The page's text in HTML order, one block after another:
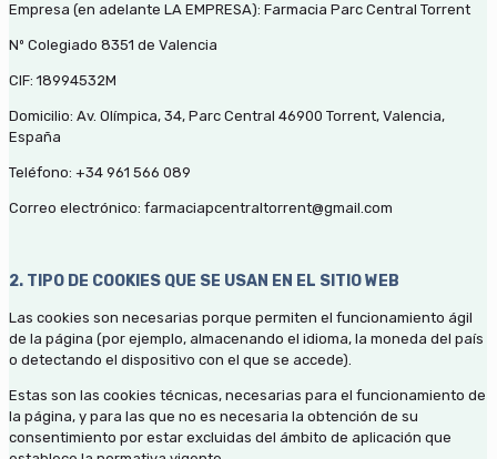
Empresa (en adelante LA EMPRESA): Farmacia Parc Central Torrent
Nº Colegiado 8351 de Valencia
CIF: 18994532M
Domicilio: Av. Olímpica, 34, Parc Central 46900 Torrent, Valencia,
España
Teléfono: +34 961 566 089
Correo electrónico: farmaciapcentraltorrent@gmail.com
2. TIPO DE COOKIES QUE SE USAN EN EL SITIO WEB
Las cookies son necesarias porque permiten el funcionamiento ágil
de la página (por ejemplo, almacenando el idioma, la moneda del país
o detectando el dispositivo con el que se accede).
Estas son las cookies técnicas, necesarias para el funcionamiento de
la página, y para las que no es necesaria la obtención de su
consentimiento por estar excluidas del ámbito de aplicación que